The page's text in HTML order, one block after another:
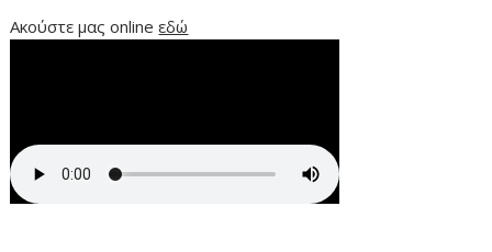
Ακούστε μας onlineεδώ